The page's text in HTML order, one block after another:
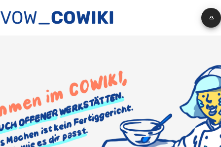
VOW_COWIKI